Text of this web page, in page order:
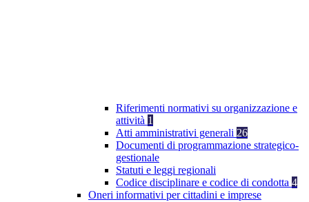
Riferimenti normativi su organizzazione e
attività 1
Atti amministrativi generali 26
Documenti di programmazione strategico-
gestionale
Statuti e leggi regionali
Codice disciplinare e codice di condotta 4
Oneri informativi per cittadini e imprese